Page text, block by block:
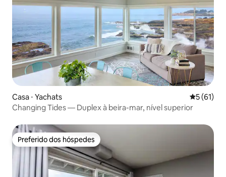
Casa ⋅ Yachats 5 de uma
5 (61)
Changing Tides — Duplex à beira-mar, nível superior
Preferido dos hóspedes
Preferido dos hóspedes